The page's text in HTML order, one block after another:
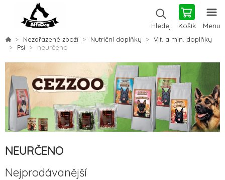
Hledej Košík Menu
Nezařazené zboží Nutriční doplňky
Vit. a min. doplňky
Psi
neurčeno
NEURČENO
Nejprodávanější